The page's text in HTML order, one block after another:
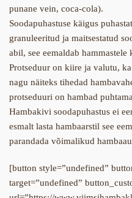
punane vein, coca-cola).
Soodapuhastuse käigus
granuleeritud ja maitsestatud
abil, see eemaldab
Protseduur on kiire ja valutu,
nagu näiteks tihedad
protseduuri on hambad
Hambakivi soodapuhastus ei
esmalt lasta hambaarstil see
parandada võimalikud
[button style=”undefined”
target=”undefined”